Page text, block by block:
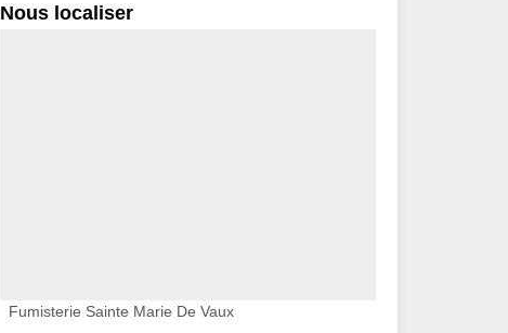
Nous localiser
Fumisterie Sainte Marie De Vaux